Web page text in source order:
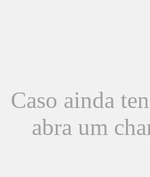
Caso ainda
abra um